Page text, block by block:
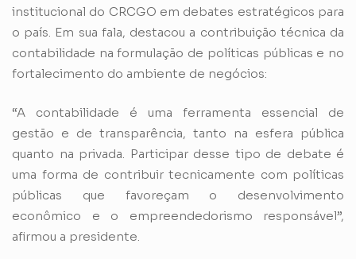
institucional do CRCGO em debates estratégicos para
o país. Em sua fala, destacou a contribuição técnica da
contabilidade na formulação de políticas públicas e no
fortalecimento do ambiente de negócios:
“A contabilidade é uma ferramenta essencial de
gestão e de transparência, tanto na esfera pública
quanto na privada. Participar desse tipo de debate é
uma forma de contribuir tecnicamente com políticas
públicas que favoreçam o desenvolvimento
econômico e o empreendedorismo responsável”,
afirmou a presidente.